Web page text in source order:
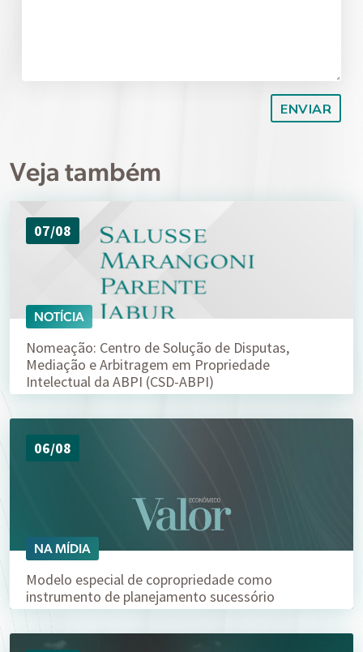
Veja também
07/08
NOTÍCIA
Nomeação: Centro de Solução de Disputas,
Mediação e Arbitragem em Propriedade
Intelectual da ABPI (CSD-ABPI)
06/08
NA MÍDIA
Modelo especial de copropriedade como
instrumento de planejamento sucessório